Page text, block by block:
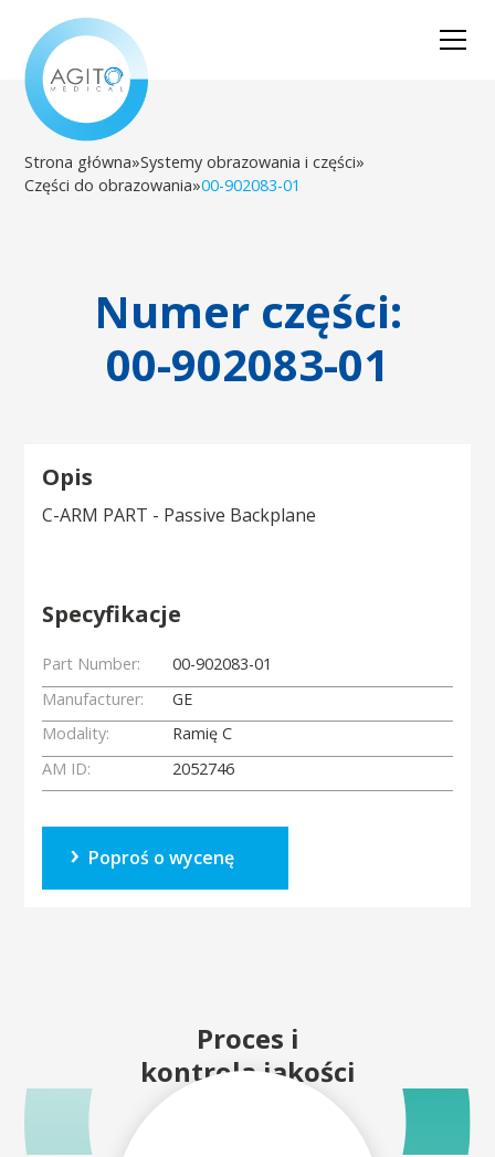
Strona główna»Systemy obrazowania i części»
Części do obrazowania»00-902083-01
Numer części:
00-902083-01
Opis
C-ARM PART - Passive Backplane
Specyfikacje
Part Number:
00-902083-01
Manufacturer:
GE
Modality:
Ramię C
AM ID:
2052746
Poproś o wycenę
Proces i
kontrola jakości